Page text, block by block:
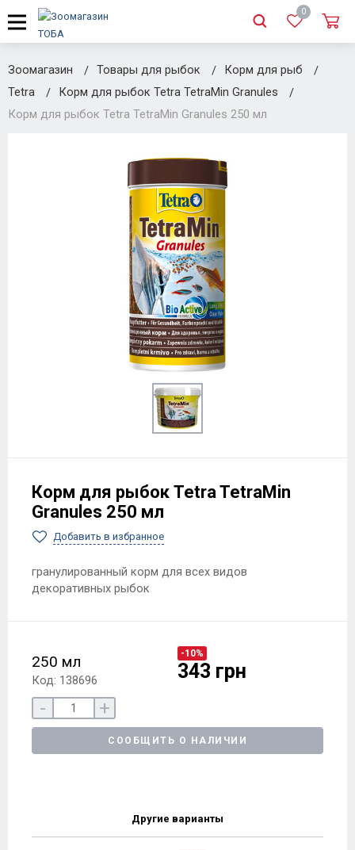
0
Зоомагазин Товары для рыбок
Корм для рыб
Tetra
Корм для рыбок Tetra TetraMin Granules
Корм для рыбок Tetra TetraMin Granules 250 мл
Корм для рыбок Tetra TetraMin
Granules 250 мл
Добавить в избранное
гранулированный корм для всех видов
декоративных рыбок
250 мл
Код: 138696
-10%
343 грн
- +
СООБЩИТЬ О НАЛИЧИИ
Другие варианты